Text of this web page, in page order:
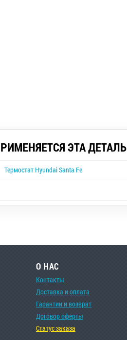
ЭТА ДЕТАЛЬ
Термостат Hyundai Santa Fe
О НАС
Контакты
Доставка и оплата
Гарантии и возврат
Договор оферты
Статус заказа